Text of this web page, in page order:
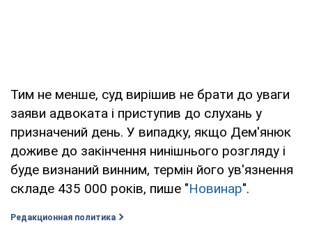
Тим не менше, суд вирішив не брати до уваги
заяви адвоката і приступив до слухань у
призначений день. У випадку, якщо Дем'янюк
доживе до закінчення нинішнього розгляду і
буде визнаний винним, термін його ув'язнення
складе 435 000 років, пише "Новинар".
Редакционная политика